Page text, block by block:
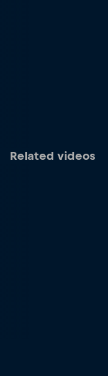
Related videos